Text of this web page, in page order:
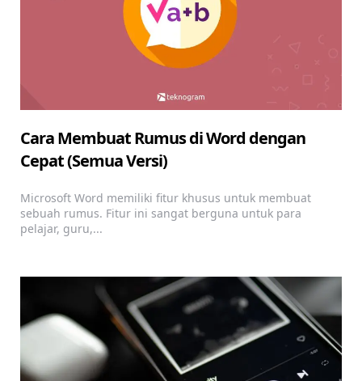
Cara Membuat Rumus di Word dengan
Cepat (Semua Versi)
Microsoft Word memiliki fitur khusus untuk membuat
sebuah rumus. Fitur ini sangat berguna untuk para
pelajar, guru,...